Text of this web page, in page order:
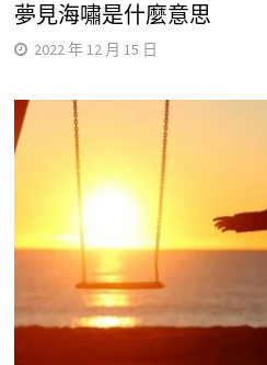
夢見海嘯是什麼意思
2022 年 12 月 15 日